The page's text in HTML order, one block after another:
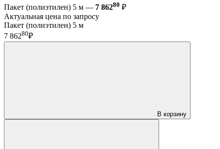
Пакет (полиэтилен) 5 м — 7 86280 ₽
Актуальная цена по запросу
Пакет (полиэтилен) 5 м
7 86280₽
В корзину